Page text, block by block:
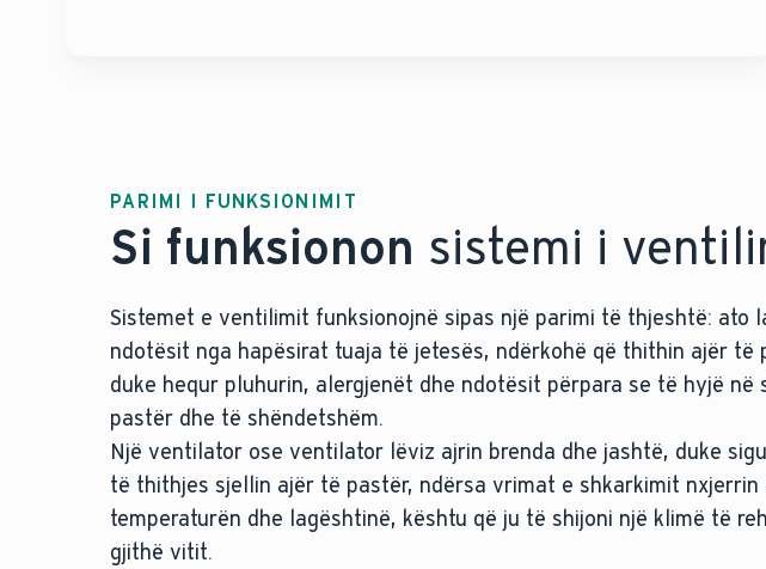
PARIMI I FUNKSIONIMIT
Si funksionon sistemi i
Sistemet e ventilimit funksionojnë sipas një parimi të thjeshtë: ato
ndotësit nga hapësirat tuaja të jetesës, ndërkohë që thithin ajër të
duke hequr pluhurin, alergjenët dhe ndotësit përpara se të hyjë në
pastër dhe të shëndetshëm.
Një ventilator ose ventilator lëviz ajrin brenda dhe jashtë, duke
të thithjes sjellin ajër të pastër, ndërsa vrimat e shkarkimit nxjerrin
temperaturën dhe lagështinë, kështu që ju të shijoni një klimë të
gjithë vitit.